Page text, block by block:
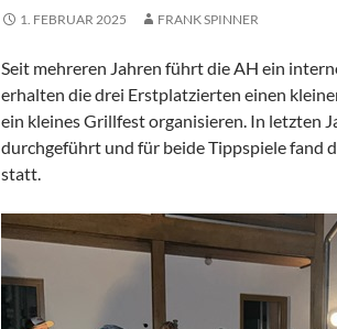
1. FEBRUAR 2025 FRANK SPINNER
Seit mehreren Jahren führt die AH ein
erhalten die drei Erstplatzierten einen
ein kleines Grillfest organisieren. In letzten
durchgeführt und für beide Tippspiele fand
statt.